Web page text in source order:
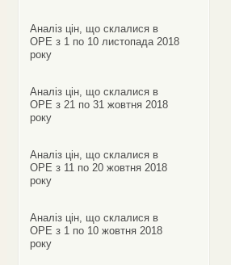
Аналіз цін, що склалися в
ОРЕ з 1 по 10 листопада 2018
року
Аналіз цін, що склалися в
ОРЕ з 21 по 31 жовтня 2018
року
Аналіз цін, що склалися в
ОРЕ з 11 по 20 жовтня 2018
року
Аналіз цін, що склалися в
ОРЕ з 1 по 10 жовтня 2018
року